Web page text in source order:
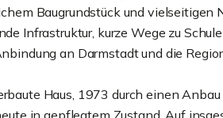
Baugrundstück und
Infrastruktur, kurze Wege zu
an Darmstadt und die
Haus, 1973 durch einen
in gepflegtem Zustand. Auf